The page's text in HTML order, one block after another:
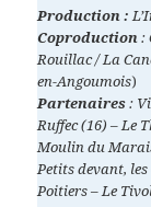
Production :
Coproduction:
Rouillac / La
en-Angoumois)
Partenaires:
Ruffec (16) – Le
Moulin du
Petits devant,
Poitiers – Le